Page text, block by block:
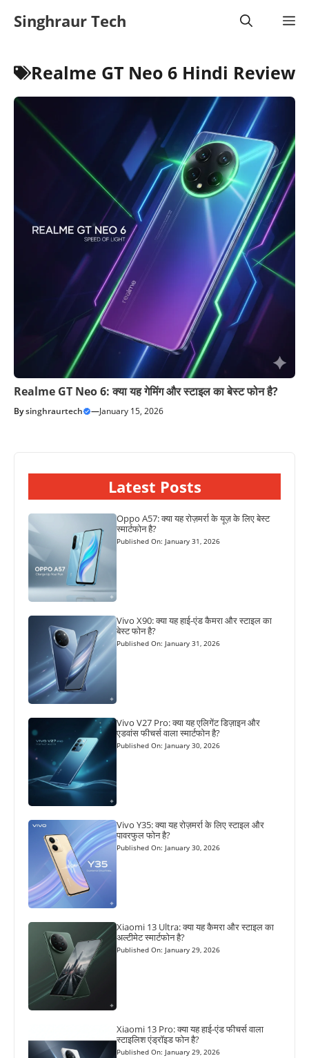
Singhraur Tech
Realme GT Neo 6 Hindi Review
Realme GT Neo 6: क्या यह गेमिंग और स्टाइल का बेस्ट फोन है?
Bysinghraurtech —January 15, 2026
Latest Posts
Oppo A57: क्या यह रोज़मर्रा के यूज़ के लिए बेस्ट
स्मार्टफोन है?
Published On: January 31, 2026
Vivo X90: क्या यह हाई-एंड कैमरा और स्टाइल का
बेस्ट फोन है?
Published On: January 31, 2026
Vivo V27 Pro: क्या यह एलिगेंट डिज़ाइन और
एडवांस फीचर्स वाला स्मार्टफोन है?
Published On: January 30, 2026
Vivo Y35: क्या यह रोज़मर्रा के लिए स्टाइल और
पावरफुल फोन है?
Published On: January 30, 2026
Xiaomi 13 Ultra: क्या यह कैमरा और स्टाइल का
अल्टीमेट स्मार्टफोन है?
Published On: January 29, 2026
Xiaomi 13 Pro: क्या यह हाई-एंड फीचर्स वाला
स्टाइलिश एंड्रॉइड फोन है?
Published On: January 29, 2026